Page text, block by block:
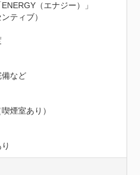
（エナジー）」
ティブ）
備など
煙室あり）